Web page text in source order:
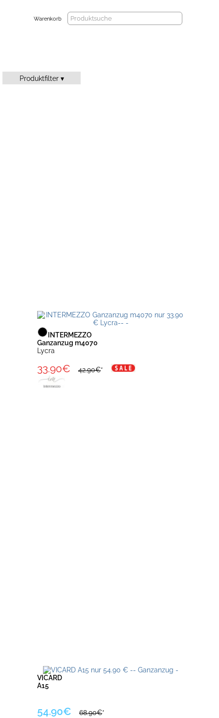
Warenkorb
Produktfilter ▾
INTERMEZZO
Ganzanzug m4070
Lycra
33.90€ 42.90€*
VICARD
A15
54.90€ 68.90€*